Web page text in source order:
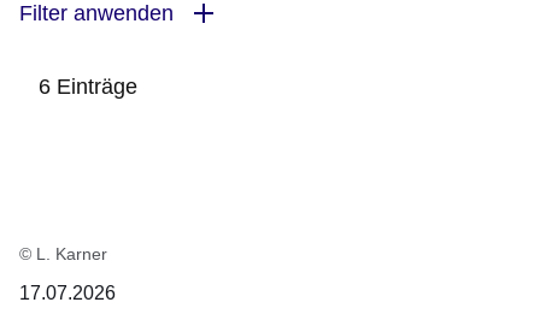
Filter anwenden
6 Einträge
© L. Karner
17.07.2026